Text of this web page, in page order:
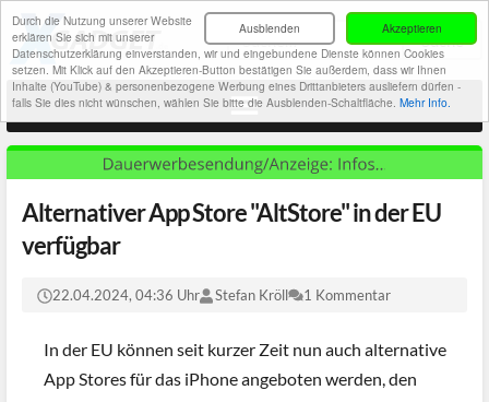
Akzeptieren
Ausblenden
Durch die Nutzung unserer Website
erklären Sie sich mit unserer
Datenschutzerklärung einverstanden, wir und eingebundene Dienste können Cookies
setzen. Mit Klick auf den Akzeptieren-Button bestätigen Sie außerdem, dass wir Ihnen
Inhalte (YouTube) & personenbezogene Werbung eines Drittanbieters ausliefern dürfen -
falls Sie dies nicht wünschen, wählen Sie bitte die Ausblenden-Schaltfläche. Mehr Info.
Alternativer App Store "AltStore" in der EU
verfügbar
22.04.2024, 04:36 Uhr Stefan Kröll 1 Kommentar
In der EU können seit kurzer Zeit nun auch alternative
App Stores für das iPhone angeboten werden, den